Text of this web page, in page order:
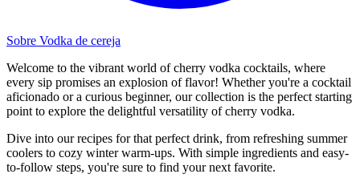
Sobre Vodka de cereja
Welcome to the vibrant world of cherry vodka cocktails, where
every sip promises an explosion of flavor! Whether you're a cocktail
aficionado or a curious beginner, our collection is the perfect starting
point to explore the delightful versatility of cherry vodka.
Dive into our recipes for that perfect drink, from refreshing summer
coolers to cozy winter warm-ups. With simple ingredients and easy-
to-follow steps, you're sure to find your next favorite.